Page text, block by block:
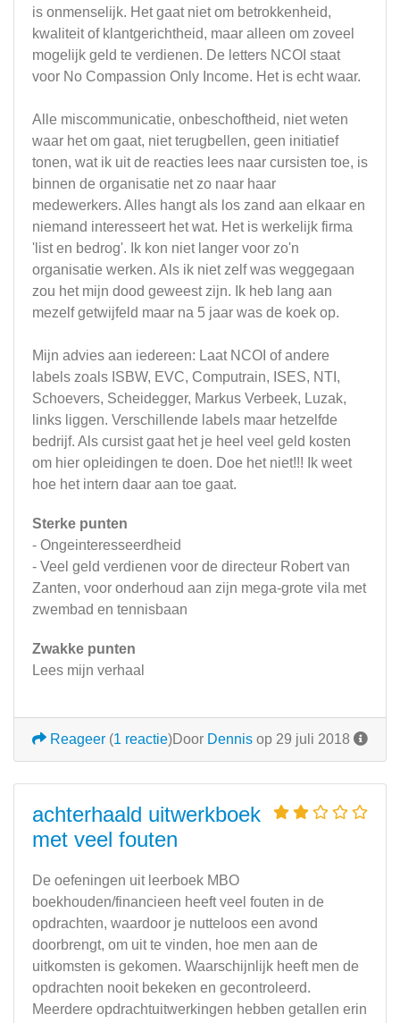
is onmenselijk. Het gaat niet om betrokkenheid,
kwaliteit of klantgerichtheid, maar alleen om zoveel
mogelijk geld te verdienen. De letters NCOI staat
voor No Compassion Only Income. Het is echt waar.
Alle miscommunicatie, onbeschoftheid, niet weten
waar het om gaat, niet terugbellen, geen initiatief
tonen, wat ik uit de reacties lees naar cursisten toe, is
binnen de organisatie net zo naar haar
medewerkers. Alles hangt als los zand aan elkaar en
niemand interesseert het wat. Het is werkelijk firma
'list en bedrog'. Ik kon niet langer voor zo'n
organisatie werken. Als ik niet zelf was weggegaan
zou het mijn dood geweest zijn. Ik heb lang aan
mezelf getwijfeld maar na 5 jaar was de koek op.
Mijn advies aan iedereen: Laat NCOI of andere
labels zoals ISBW, EVC, Computrain, ISES, NTI,
Schoevers, Scheidegger, Markus Verbeek, Luzak,
links liggen. Verschillende labels maar hetzelfde
bedrijf. Als cursist gaat het je heel veel geld kosten
om hier opleidingen te doen. Doe het niet!!! Ik weet
hoe het intern daar aan toe gaat.
Sterke punten
- Ongeinteresseerdheid
- Veel geld verdienen voor de directeur Robert van
Zanten, voor onderhoud aan zijn mega-grote vila met
zwembad en tennisbaan
Zwakke punten
Lees mijn verhaal
Door Dennis op 29 juli 2018
Reageer (1 reactie)
achterhaald uitwerkboek
met veel fouten
De oefeningen uit leerboek MBO
boekhouden/financieen heeft veel fouten in de
opdrachten, waardoor je nutteloos een avond
doorbrengt, om uit te vinden, hoe men aan de
uitkomsten is gekomen. Waarschijnlijk heeft men de
opdrachten nooit bekeken en gecontroleerd.
Meerdere opdrachtuitwerkingen hebben getallen erin